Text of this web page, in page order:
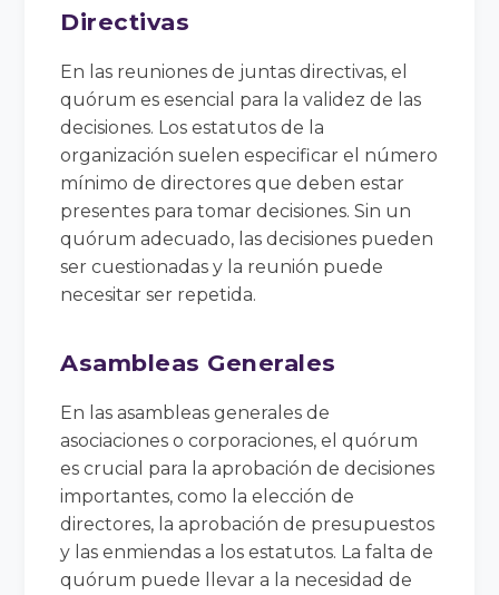
Directivas
En las reuniones de juntas directivas, el
quórum es esencial para la validez de las
decisiones. Los estatutos de la
organización suelen especificar el número
mínimo de directores que deben estar
presentes para tomar decisiones. Sin un
quórum adecuado, las decisiones pueden
ser cuestionadas y la reunión puede
necesitar ser repetida.
Asambleas Generales
En las asambleas generales de
asociaciones o corporaciones, el quórum
es crucial para la aprobación de decisiones
importantes, como la elección de
directores, la aprobación de presupuestos
y las enmiendas a los estatutos. La falta de
quórum puede llevar a la necesidad de